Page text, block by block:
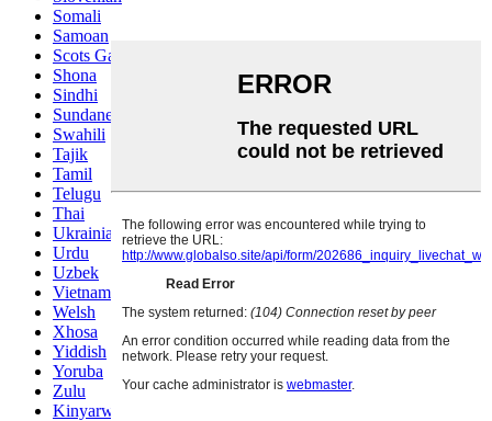
Somali
Samoan
Scots Gaelic
Shona
Sindhi
Sundanese
Swahili
Tajik
Tamil
Telugu
Thai
Ukrainian
Urdu
Uzbek
Vietnamese
Welsh
Xhosa
Yiddish
Yoruba
Zulu
Kinyarwanda